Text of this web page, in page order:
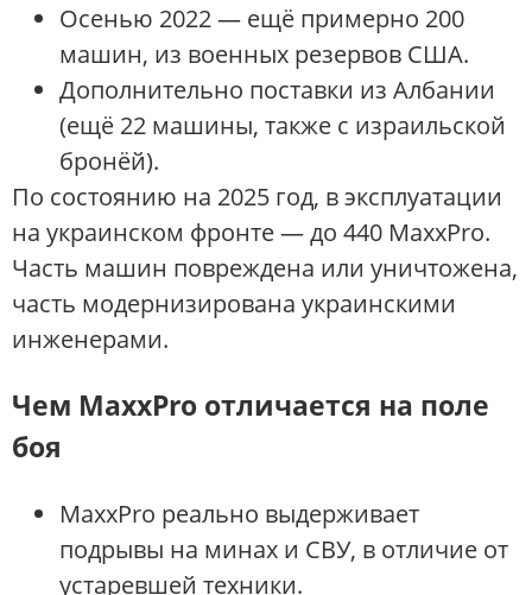
Осенью 2022 — ещё примерно 200
машин, из военных резервов США.
Дополнительно поставки из Албании
(ещё 22 машины, также с израильской
бронёй).
По состоянию на 2025 год, в эксплуатации
на украинском фронте — до 440 MaxxPro.
Часть машин повреждена или уничтожена,
часть модернизирована украинскими
инженерами.
Чем MaxxPro отличается на поле
боя
MaxxPro реально выдерживает
подрывы на минах и СВУ, в отличие от
устаревшей техники.